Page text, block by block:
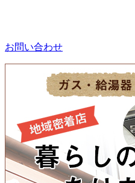
お問い合わせ